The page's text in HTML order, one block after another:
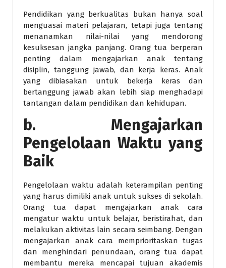
Pendidikan yang berkualitas bukan hanya soal
menguasai materi pelajaran, tetapi juga tentang
menanamkan nilai-nilai yang mendorong
kesuksesan jangka panjang. Orang tua berperan
penting dalam mengajarkan anak tentang
disiplin, tanggung jawab, dan kerja keras. Anak
yang dibiasakan untuk bekerja keras dan
bertanggung jawab akan lebih siap menghadapi
tantangan dalam pendidikan dan kehidupan.
b. Mengajarkan
Pengelolaan Waktu yang
Baik
Pengelolaan waktu adalah keterampilan penting
yang harus dimiliki anak untuk sukses di sekolah.
Orang tua dapat mengajarkan anak cara
mengatur waktu untuk belajar, beristirahat, dan
melakukan aktivitas lain secara seimbang. Dengan
mengajarkan anak cara memprioritaskan tugas
dan menghindari penundaan, orang tua dapat
membantu mereka mencapai tujuan akademis